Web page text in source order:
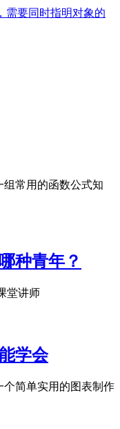
需要同时指明对象的
常用的函数公式知
种青年？
堂讲师
学会
简单实用的图表制作